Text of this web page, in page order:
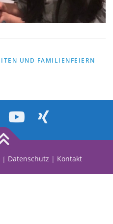
UND FAMILIENFEIERN
| Datenschutz | Kontakt